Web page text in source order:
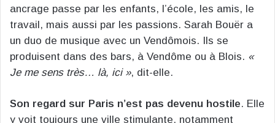
ancrage passe par les enfants, l’école, les amis, le
travail, mais aussi par les passions. Sarah Bouër a
un duo de musique avec un Vendômois. Ils se
produisent dans des bars, à Vendôme ou à Blois. «
Je me sens très… là, ici », dit-elle.
Son regard sur Paris n’est pas devenu hostile. Elle
y voit toujours une ville stimulante, notamment